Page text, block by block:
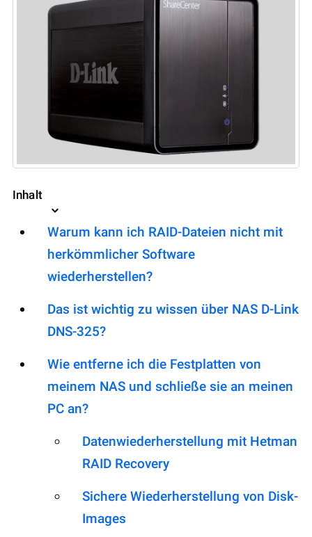
Inhalt
Warum kann ich RAID-Dateien nicht mit
herkömmlicher Software
wiederherstellen?
Das ist wichtig zu wissen über NAS D-Link
DNS-325?
Wie entferne ich die Festplatten von
meinem NAS und schließe sie an meinen
PC an?
Datenwiederherstellung mit Hetman
RAID Recovery
Sichere Wiederherstellung von Disk-
Images